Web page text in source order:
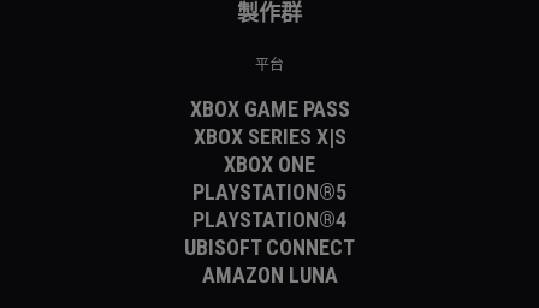
製作群
平台
XBOX GAME PASS
XBOX SERIES X|S
XBOX ONE
PLAYSTATION®5
PLAYSTATION®4
UBISOFT CONNECT
AMAZON LUNA